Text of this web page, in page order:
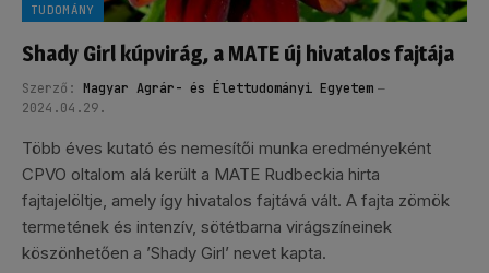
TUDOMÁNY
Shady Girl kúpvirág, a MATE új hivatalos fajtája
Szerző: Magyar Agrár- és Élettudományi Egyetem
2024.04.29.
Több éves kutató és nemesítői munka eredményeként
CPVO oltalom alá került a MATE Rudbeckia hirta
fajtajelöltje, amely így hivatalos fajtává vált. A fajta zömök
termetének és intenzív, sötétbarna virágszíneinek
köszönhetően a ’Shady Girl’ nevet kapta.